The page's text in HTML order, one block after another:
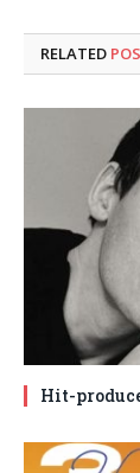
RELATED
Hit-